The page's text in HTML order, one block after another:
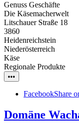
Genuss Geschäfte
Die Käsemacherwelt
Litschauer Straße 18
3860
Heidenreichstein
Niederösterreich
Käse
Regionale Produkte
•••
FacebookShare
Domäne